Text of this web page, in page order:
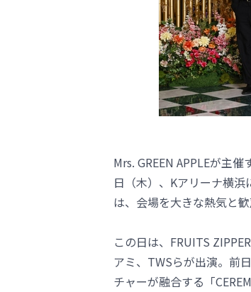
Mrs. GREEN APPLEが主
日（木）、Kアリーナ横
は、会場を大きな熱気と
この日は、FRUITS
アミ、TWSらが出演。前
チャーが融合する「